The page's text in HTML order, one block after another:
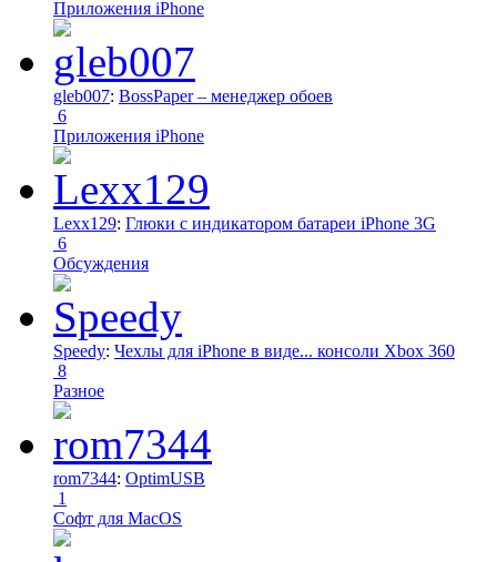
Приложения iPhone
gleb007: BossPaper – менеджер обоев
6
Приложения iPhone
Lexx129: Глюки с индикатором батареи iPhone 3G
6
Обсуждения
Speedy: Чехлы для iPhone в виде... консоли Xbox 360
8
Разное
rom7344: OptimUSB
1
Софт для MacOS